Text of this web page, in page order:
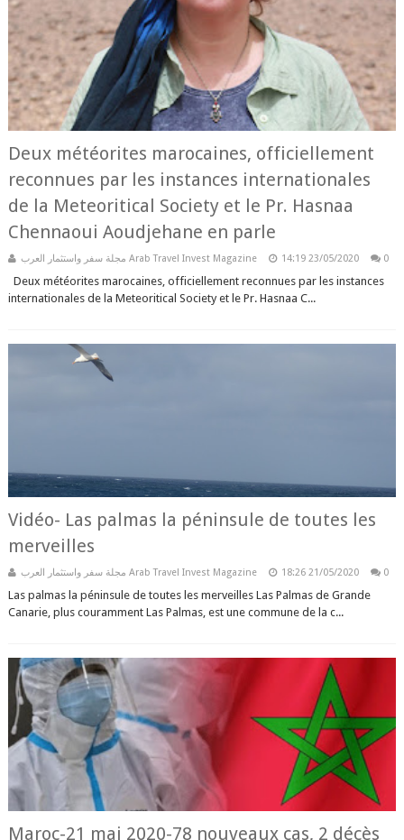
Deux météorites marocaines, officiellement
reconnues par les instances internationales
de la Meteoritical Society et le Pr. Hasnaa
Chennaoui Aoudjehane en parle
مجلة سفر واستثمار العرب Arab Travel Invest Magazine 14:19 23/05/2020 0
Deux météorites marocaines, officiellement reconnues par les instances
internationales de la Meteoritical Society et le Pr. Hasnaa C...
Vidéo- Las palmas la péninsule de toutes les
merveilles
مجلة سفر واستثمار العرب Arab Travel Invest Magazine 18:26 21/05/2020 0
Las palmas la péninsule de toutes les merveilles Las Palmas de Grande
Canarie, plus couramment Las Palmas, est une commune de la c...
Maroc-21 mai 2020-78 nouveaux cas, 2 décès